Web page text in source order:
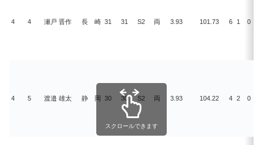
4 4 瀬戸 晋作 長 崎 31 31 S2 両 3.93 101.73 6 1 0
4 5 渡邉 雄太 静 岡 30 30 S2 両 3.93 104.22 4 2 0
スクロールできます